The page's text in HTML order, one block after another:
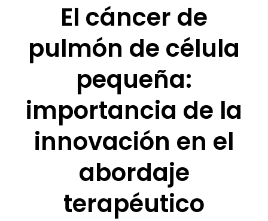
El cáncer de
pulmón de célula
pequeña:
importancia de la
innovación en el
abordaje
terapéutico